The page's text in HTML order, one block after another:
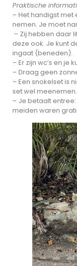
Praktische
– Het handigst
nemen. Je moet
– Zij hebben daar
deze ook. Je kunt
ingaat (beneden).
– Er zijn wc’s en je
– Draag geen
– Een snokelset is
set wel meenemen.
– Je betaalt
meiden waren